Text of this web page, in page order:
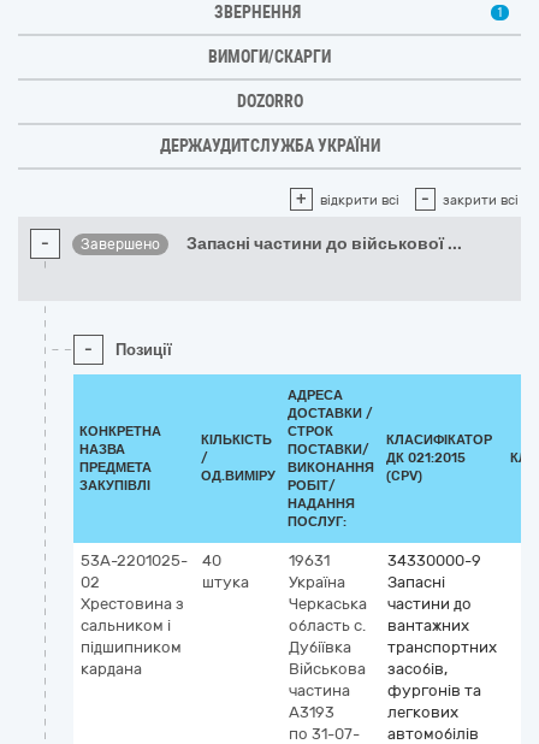
ЗВЕРНЕННЯ 1
ВИМОГИ/СКАРГИ
DOZORRO
ДЕРЖАУДИТСЛУЖБА УКРАЇНИ
+ відкрити всі - закрити всі
- Завершено Запасні частини до військової...
- Позиції
КОНКРЕТНА
НАЗВА
ПРЕДМЕТА
ЗАКУПІВЛІ
КІЛЬКІСТЬ
/
ОД.ВИМІРУ
АДРЕСА
ДОСТАВКИ /
СТРОК
ПОСТАВКИ/
ВИКОНАННЯ
РОБІТ/
НАДАННЯ
ПОСЛУГ:
КЛАСИФІКАТОР
ДК 021:2015
(CPV)
53А-2201025-
02
Хрестовина з
сальником і
підшипником
кардана
40
штука
19631
Україна
Черкаська
область с.
Дубіївка
Військова
частина
А3193
по 31-07-
34330000-9
Запасні
частини до
вантажних
транспортних
засобів,
фургонів та
легкових
автомобілів